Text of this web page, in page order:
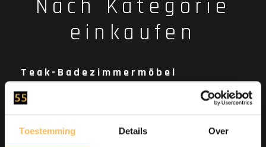
Toestemming Details Over
Nach Kategorie
einkaufen
Teak-Badezimmermöbel
Badmöbel-Sets
Waschbecken